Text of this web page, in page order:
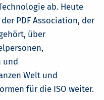
ab. Heute
PDF Association, der
über
und
Welt und
für die ISO weiter.